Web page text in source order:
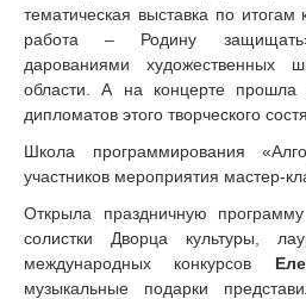
тематическая выставка по итогам
работа – Родину
дарованиями художественных
области. А на концерте прошла
дипломатов этого творческого
Школа программирования
участников мероприятия мастер-
Открыла праздничную
солистки Дворца культуры,
международных конкурсов
музыкальные подарки